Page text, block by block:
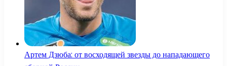
Артем Дзюба: от восходящей звезды до нападающего